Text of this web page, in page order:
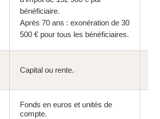
bénéficiaire.
Après 70 ans : exonération de 30
500 € pour tous les bénéficiaires.
Capital ou rente.
Fonds en euros et unités de
compte.